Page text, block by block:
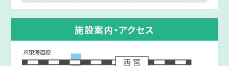
施設案内・アクセス